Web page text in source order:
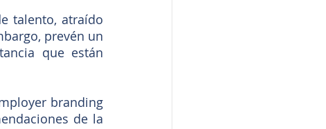
talento, atraído
prevén un
que están
branding
de la